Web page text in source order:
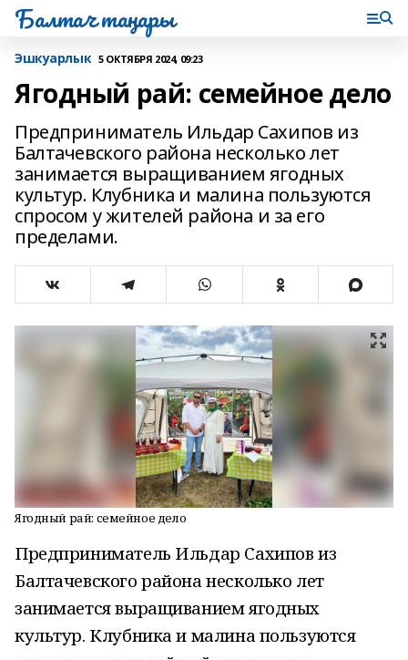
Балтач таңнары
Эшкуарлык 5 ОКТЯБРЯ 2024, 09:23
Ягодный рай: семейное дело
Предприниматель Ильдар Сахипов из
Балтачевского района несколько лет
занимается выращиванием ягодных
культур. Клубника и малина пользуются
спросом у жителей района и за его
пределами.
Ягодный рай: семейное дело
Предприниматель Ильдар Сахипов из
Балтачевского района несколько лет
занимается выращиванием ягодных
культур. Клубника и малина пользуются